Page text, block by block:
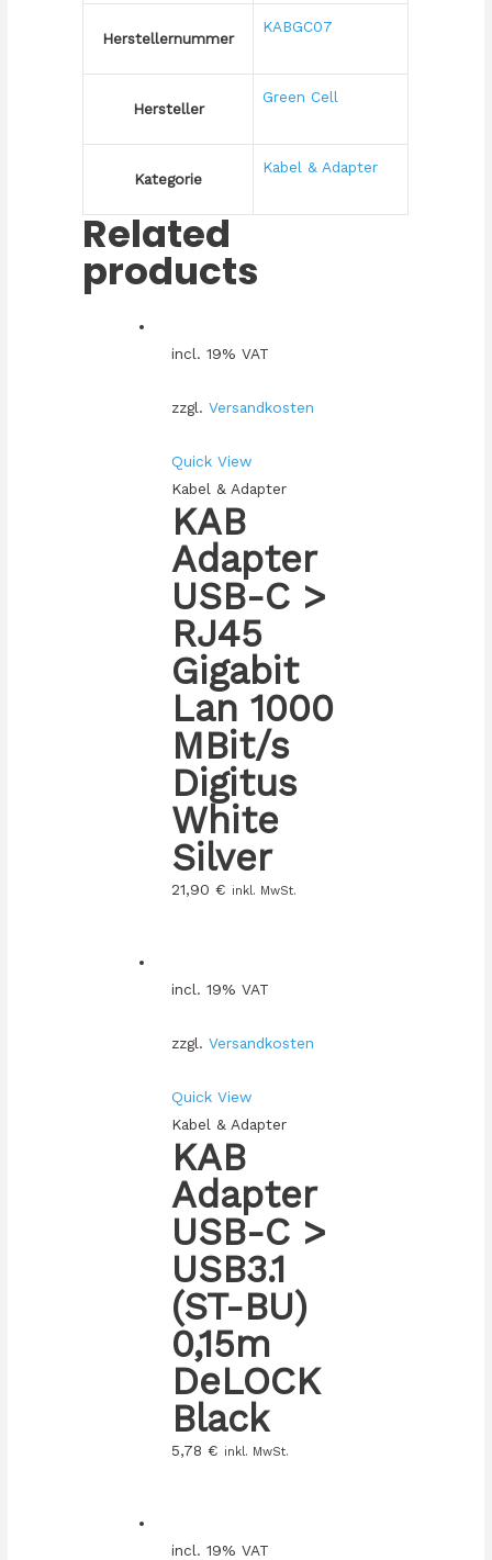
Herstellernummer
KABGC07
Hersteller
Green Cell
Kategorie
Kabel & Adapter
Related
products
incl. 19% VAT
zzgl. Versandkosten
Quick View
Kabel & Adapter
KAB
Adapter
USB-C >
RJ45
Gigabit
Lan 1000
MBit/s
Digitus
White
Silver
21,90 € inkl. MwSt.
incl. 19% VAT
zzgl. Versandkosten
Quick View
Kabel & Adapter
KAB
Adapter
USB-C >
USB3.1
(ST-BU)
0,15m
DeLOCK
Black
5,78 € inkl. MwSt.
incl. 19% VAT